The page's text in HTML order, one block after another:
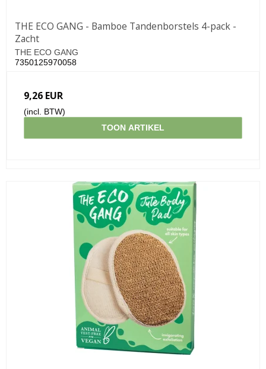
THE ECO GANG - Bamboe Tandenborstels 4-pack -
Zacht
THE ECO GANG
7350125970058
9,26 EUR
(incl. BTW)
TOON ARTIKEL